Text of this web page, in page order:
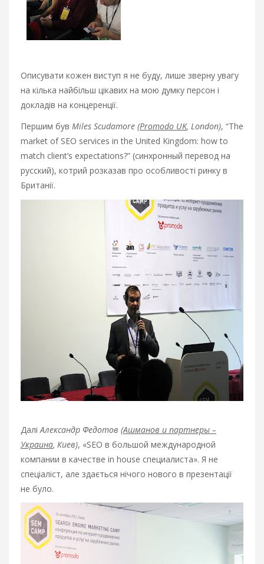
Описувати кожен виступ я не буду, лише зверну увагу
на кілька найбільш цікавих на мою думку персон і
докладів на концеренції.
Першим був Miles Scudamore (Promodo UK, London), “The
market of SEO services in the United Kingdom: how to
match client’s expectations?” (синхронный перевод на
русский), котрий розказав про особливості ринку в
Британії.
ДаліАлександр Федотов (Ашманов и партнеры –
Украина, Киев), «SEO в большой международной
компании в качестве in house специалиста». Я не
спеціаліст, але здається нічого нового в презентації
не було.